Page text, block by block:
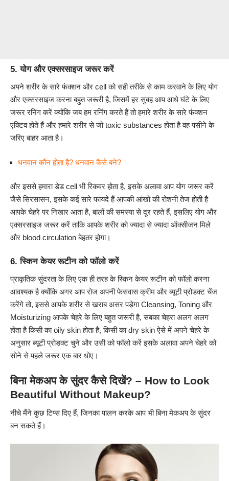
5. योग और एक्सरसाइज जरूर करें
अपने शरीर के सारे फंक्शन और cell को सही तरीके से काम करवाने के लिए योग
और एक्सरसाइज करना बहुत जरूरी है, जिसमें हर सुबह आप आधे घंटे के लिए
जरूर रनिंग करें क्योंकि जब हम रनिंग करते हैं तो हमारे शरीर के सारे फंक्शन
एक्टिव होते हैं और हमारे शरीर से जो toxic substances होता है वह पसीने के
जरिए बाहर आता है।
धनवान कौन होता है? धनवान कैसे बने?
और इससे हमारा डेड cell भी रिकवर होता है, इसके अलावा आप योग जरूर करें
जैसे सिरसासन, इसके कई सारे फायदे हैं आपकी आंखों की रोशनी तेज होती है
आपके चेहरे पर निखार आता है, बालों की समस्या से दूर रहते हैं, इसलिए योग और
एक्सरसाइज जरूर करें ताकि आपके शरीर को ज्यादा से ज्यादा ऑक्सीजन मिले
और blood circulation बेहतर होगा।
6. स्किन केयर रूटीन को फॉलो करें
प्राकृतिक सुंदरता के लिए एक ही तरह के स्किन केयर रूटीन को फॉलो करना
आवश्यक है क्योंकि अगर आप रोज अपनी फेसवास क्रीम और ब्यूटी प्रोडक्ट चेंज
करेंगे तो, इससे आपके शरीर से खराब असर पड़ेगा Cleansing, Toning और
Moisturizing आपके चेहरे के लिए बहुत जरूरी है, सबका चेहरा अलग अलग
होता है किसी का oily skin होता है, किसी का dry skin ऐसे में अपने चेहरे के
अनुसार ब्यूटी प्रोडक्ट चुने और उसी को फॉलो करें इसके अलावा अपने चेहरे को
सोने से पहले जरूर एक बार धोए।
बिना मेकअप के सुंदर कैसे दिखें? – How to Look
Beautiful Without Makeup?
नीचे मैंने कुछ टिप्स दिए हैं, जिनका पालन करके आप भी बिना मेकअप के सुंदर
बन सकते हैं।